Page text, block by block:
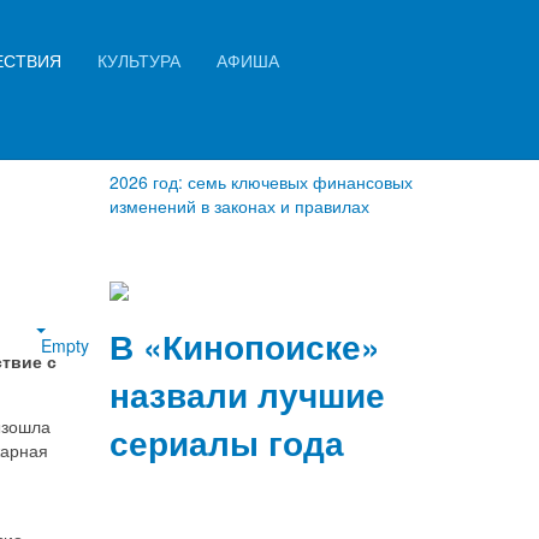
КУЛЬТУРА АФИША
Empty
с
2026 год: семь ключевых финансовых
изменений в законах и правилах
В «Кинопоиске»
назвали лучшие
сериалы года